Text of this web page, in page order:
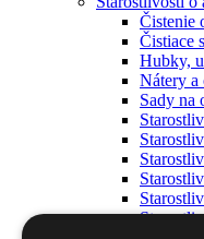
Čistenie
Čistiace
Hubky,
Nátery a
Sady na